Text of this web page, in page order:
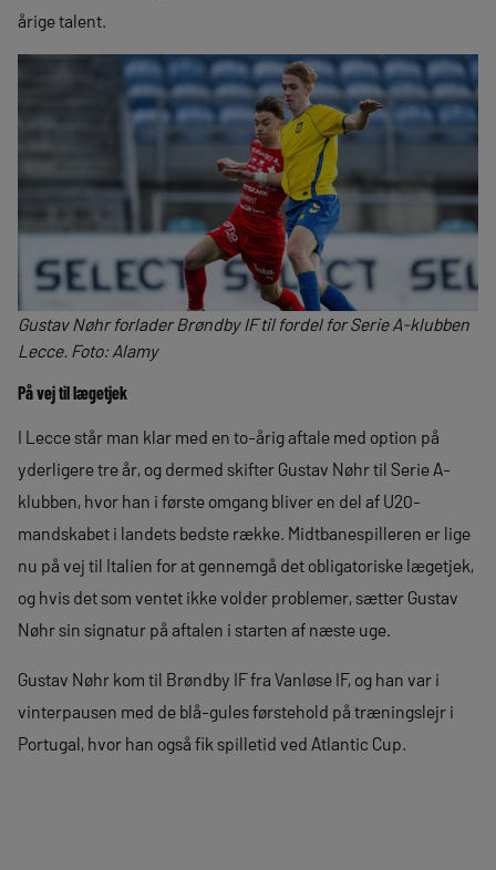
årige talent.
Gustav Nøhr forlader Brøndby IF til fordel for Serie A-klubben
Lecce. Foto: Alamy
På vej til lægetjek
I Lecce står man klar med en to-årig aftale med option på
yderligere tre år, og dermed skifter Gustav Nøhr til Serie A-
klubben, hvor han i første omgang bliver en del af U20-
mandskabet i landets bedste række. Midtbanespilleren er lige
nu på vej til Italien for at gennemgå det obligatoriske lægetjek,
og hvis det som ventet ikke volder problemer, sætter Gustav
Nøhr sin signatur på aftalen i starten af næste uge.
Gustav Nøhr kom til Brøndby IF fra Vanløse IF, og han var i
vinterpausen med de blå-gules førstehold på træningslejr i
Portugal, hvor han også fik spilletid ved Atlantic Cup.